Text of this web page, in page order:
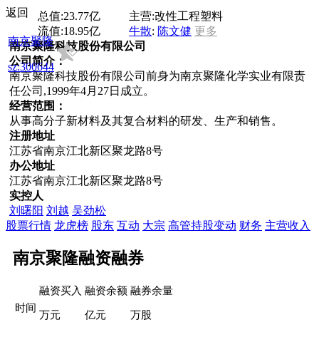
返回
南京聚隆
sz:300644
总值:23.77亿 主营:改性工程塑料
流值:18.95亿 牛散: 陈文健 更多
南京聚隆科技股份有限公司
公司简介：
南京聚隆科技股份有限公司前身为南京聚隆化学实业有限责
任公司,1999年4月27日成立。
经营范围：
从事高分子新材料及其复合材料的研发、生产和销售。
注册地址
江苏省南京江北新区聚龙路8号
办公地址
江苏省南京江北新区聚龙路8号
实控人
刘曙阳 刘越 吴劲松
股票行情 龙虎榜 股东 互动 大宗 高管持股变动 财务 主营收入
南京聚隆融资融券
时间
融资买入
万元
融资余额
亿元
融券余量
万股